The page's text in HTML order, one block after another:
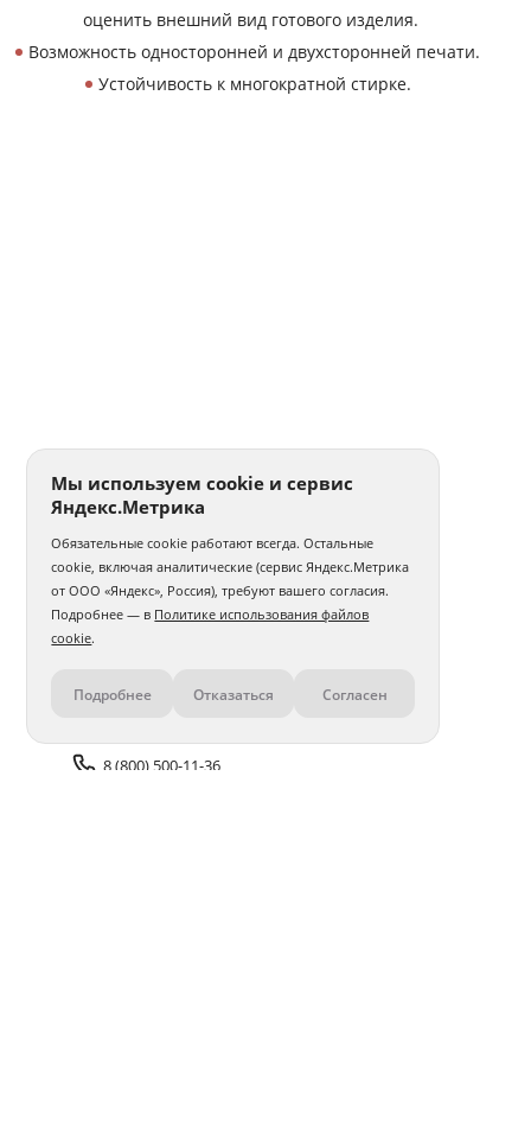
оценить внешний вид готового изделия.
Возможность односторонней и двухсторонней печати.
Устойчивость к многократной стирке.
Контакты
8 (800) 500-11-36
Мы используем cookie и сервис
Яндекс.Метрика
Обязательные cookie работают всегда. Остальные
cookie, включая аналитические (сервис Яндекс.Метрика
от ООО «Яндекс», Россия), требуют вашего согласия.
Подробнее — в Политике использования файлов
cookie.
Подробнее Отказаться Согласен